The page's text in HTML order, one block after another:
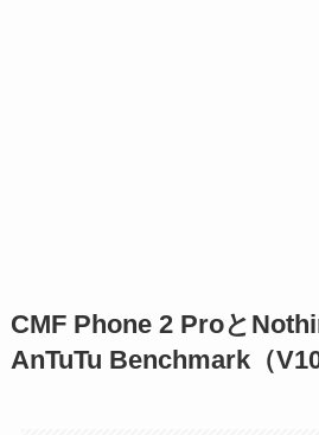
CMF Phone 2 Proと
AnTuTu Benchmark（